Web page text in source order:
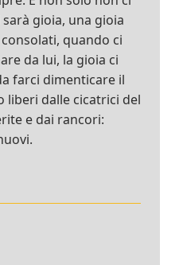
gioia, una gioia
quando ci
da lui, la gioia ci
farci dimenticare il
liberi dalle cicatrici del
e dai rancori: